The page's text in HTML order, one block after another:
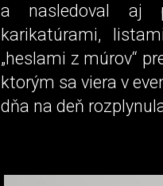
a nasledoval aj
karikatúrami,
„heslami z múrov“
ktorým sa viera v
dňa na deň